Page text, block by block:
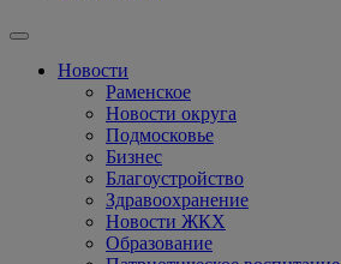
Новости
Раменское
Новости округа
Подмосковье
Бизнес
Благоустройство
Здравоохранение
Новости ЖКХ
Образование